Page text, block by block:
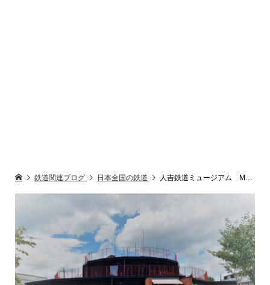
鉄道関連ブログ 日本全国の鉄道 人吉鉄道ミュージアム MOZOCAステーション868